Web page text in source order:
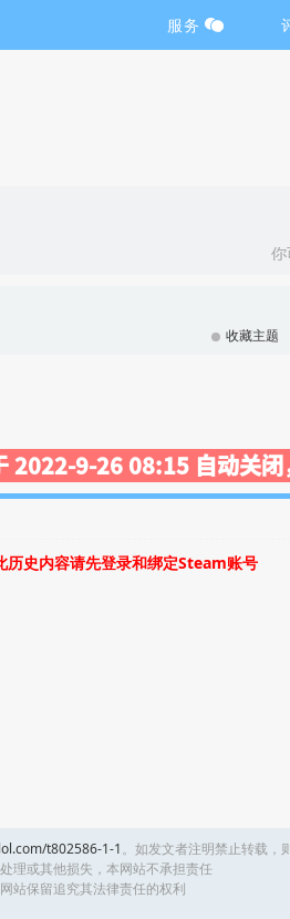
服务
收藏主题
9-26 08:15 自动关闭
历史内容请先登录和绑定Steam账号
t802586-1-1。如发文者注明禁止转载，
理或其他损失，本网站不承担责任
站保留追究其法律责任的权利